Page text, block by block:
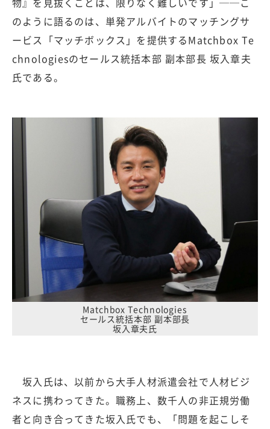
のように語るのは、単発アルバイトのマッチングサ
ービス「マッチボックス」を提供するMatchbox Te
chnologiesのセールス統括本部 副本部長 坂入章夫
氏である。
Matchbox Technologies
セールス統括本部 副本部長
坂入章夫氏
坂入氏は、以前から大手人材派遣会社で人材ビジ
ネスに携わってきた。職務上、数千人の非正規労働
者と向き合ってきた坂入氏でも、「問題を起こしそ